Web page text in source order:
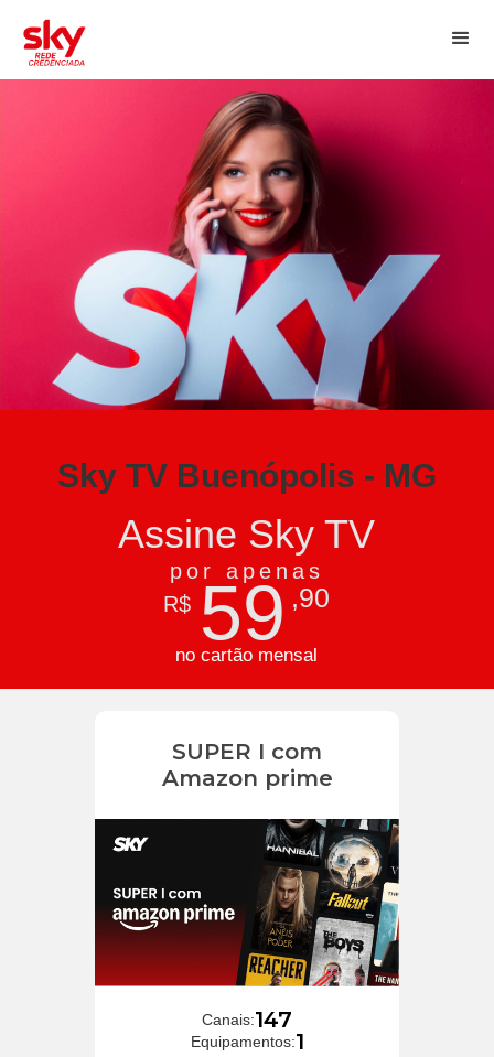
Sky TV Buenópolis - MG
Assine Sky TV
por apenas
R$ 59 ,90
no cartão mensal
SUPER I com
Amazon prime
Canais:147
Equipamentos:1